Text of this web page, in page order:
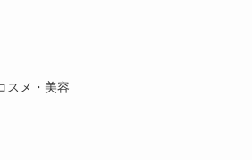
スメ・美容